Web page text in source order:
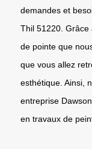
demandes et
Thil 51220. Grâce
de pointe que
que vous allez
esthétique. Ainsi,
entreprise
en travaux de